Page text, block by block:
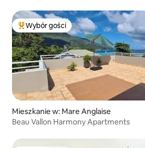
Najpopularniejsze z kategorii Wybór
Wybór gości
Mieszkanie w: Mare Anglaise
Beau Vallon Harmony Apartments